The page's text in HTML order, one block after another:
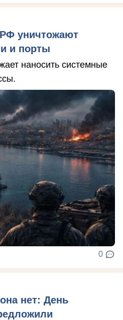
уничтожают
и порты
наносить системные
0
нет: День